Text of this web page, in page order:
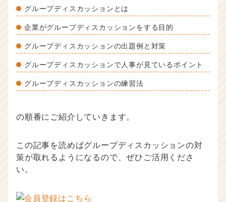
ー・
成
長
企
か
ス
ト
届
く
イ
グループディスカッションとは
企業がグループディスカッションをする目的
グループディスカッションの出題例と対策
グループディスカッションで人事が見ているポイント
グループディスカッションの練習法
の順番にご紹介していきます。
この記事を読めばグループディスカッションの対
策が取れるようになるので、ぜひご活用くださ
い。